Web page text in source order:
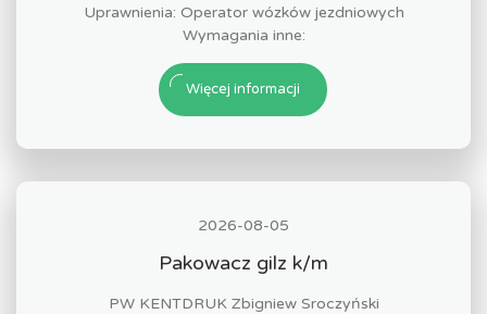
Uprawnienia: Operator wózków jezdniowych
Wymagania inne:
Więcej informacji
2026-08-05
Pakowacz gilz k/m
PW KENTDRUK Zbigniew Sroczyński